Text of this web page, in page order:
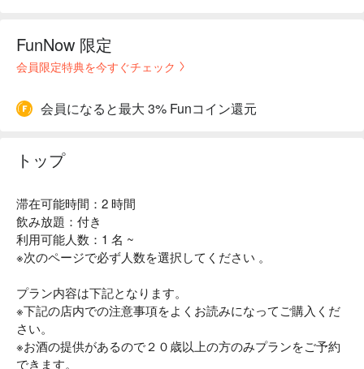
FunNow 限定
会員限定特典を今すぐチェック
会員になると最大 3% Funコイン還元
トップ
滞在可能時間：2 時間
飲み放題：付き
利用可能人数：1 名 ~
※次のページで必ず人数を選択してください 。
プラン内容は下記となります。
※下記の店内での注意事項をよくお読みになってご購入くだ
さい。
※お酒の提供があるので２０歳以上の方のみプランをご予約
できます。